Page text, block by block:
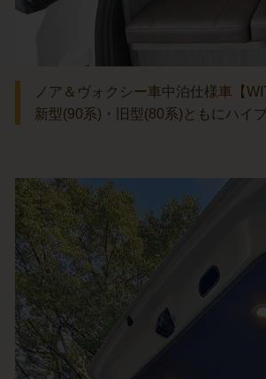
ノア＆ヴォクシー車中泊仕様車【
新型(90系)・旧型(80系)ともにハイ